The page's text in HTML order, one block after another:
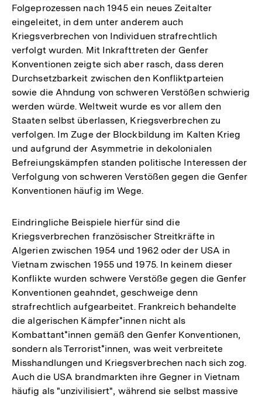
Folgeprozessen nach 1945 ein neues Zeitalter
eingeleitet, in dem unter anderem auch
Kriegsverbrechen von Individuen strafrechtlich
verfolgt wurden. Mit Inkrafttreten der Genfer
Konventionen zeigte sich aber rasch, dass deren
Durchsetzbarkeit zwischen den Konfliktparteien
sowie die Ahndung von schweren Verstößen schwierig
werden würde. Weltweit wurde es vor allem den
Staaten selbst überlassen, Kriegsverbrechen zu
verfolgen. Im Zuge der Blockbildung im Kalten Krieg
und aufgrund der Asymmetrie in dekolonialen
Befreiungskämpfen standen politische Interessen der
Verfolgung von schweren Verstößen gegen die Genfer
Konventionen häufig im Wege.
Eindringliche Beispiele hierfür sind die
Kriegsverbrechen französischer Streitkräfte in
Algerien zwischen 1954 und 1962 oder der USA in
Vietnam zwischen 1955 und 1975. In keinem dieser
Konflikte wurden schwere Verstöße gegen die Genfer
Konventionen geahndet, geschweige denn
strafrechtlich aufgearbeitet. Frankreich behandelte
die algerischen Kämpfer*innen nicht als
Kombattant*innen gemäß den Genfer Konventionen,
sondern als Terrorist*innen, was weit verbreitete
Misshandlungen und Kriegsverbrechen nach sich zog.
Auch die USA brandmarkten ihre Gegner in Vietnam
häufig als "unzivilisiert", während sie selbst massive